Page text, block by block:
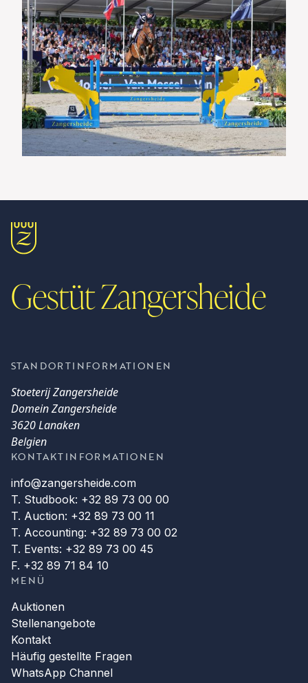
Gestüt Zangersheide
STANDORTINFORMATIONEN
Stoeterij Zangersheide
Domein Zangersheide
3620 Lanaken
Belgien
KONTAKTINFORMATIONEN
info@zangersheide.com
T. Studbook: +32 89 73 00 00
T. Auction: +32 89 73 00 11
T. Accounting: +32 89 73 00 02
T. Events: +32 89 73 00 45
F. +32 89 71 84 10
MENÜ
Auktionen
Stellenangebote
Kontakt
Häufig gestellte Fragen
WhatsApp Channel